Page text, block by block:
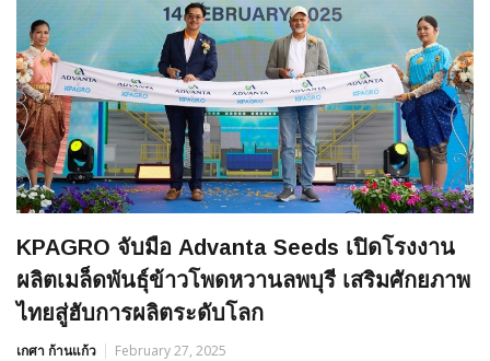
KPAGRO จับมือ Advanta Seeds เปิดโรงงาน
ผลิตเมล็ดพันธุ์ข้าวโพดหวานลพบุรี เสริมศักยภาพ
ไทยสู่ฮับการผลิตระดับโลก
เกศา ก้านแก้ว February 27, 2025